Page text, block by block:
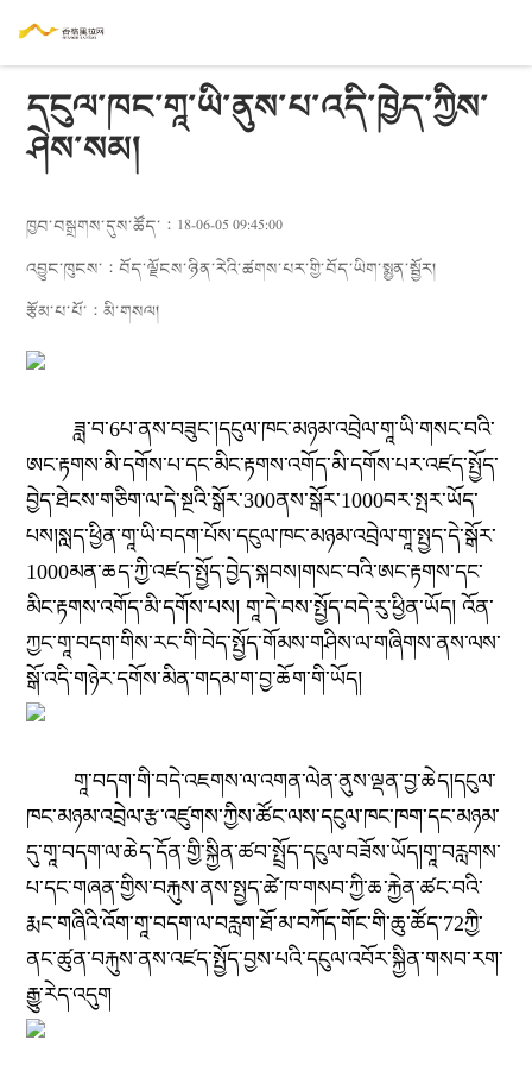
དངུལ་ཁང་གཱ་ཡི་ནུས་པ་འདི་ཁྱེད་ཀྱིས་
ཤེས་སམ།
ཁྱབ་བསྒྲགས་དུས་ཚོད་：18-06-05 09:45:00
འབྱུང་ཁུངས་：བོད་ལྗོངས་ཉིན་རེའི་ཚགས་པར་གྱི་བོད་ཡིག་སྨྱན་སྦྱོར།
རྩོམ་པ་པོ་：མི་གསལ།
ཟླ་བ་6པ་ནས་བཟུང་།དངུལ་ཁང་མཉམ་འབྲེལ་གཱ་ཡི་གསང་བའི་
ཨང་རྟགས་མི་དགོས་པ་དང་མིང་རྟགས་འགོད་མི་དགོས་པར་འཛད་སྤྱོད་
བྱེད་ཐེངས་གཅིག་ལ་དེ་སྔའི་སྒོར་300ནས་སྒོར་1000བར་སྤར་ཡོད་
པས།སླད་ཕྱིན་གཱ་ཡི་བདག་པོས་དངུལ་ཁང་མཉམ་འབྲེལ་གཱ་སྤྱད་དེ་སྒོར་
1000མན་ཆད་ཀྱི་འཛད་སྤྱོད་བྱེད་སྐབས།གསང་བའི་ཨང་རྟགས་དང་
མིང་རྟགས་འགོད་མི་དགོས་པས། གཱ་དེ་བས་སྤྱོད་བདེ་རུ་ཕྱིན་ཡོད། འོན་
ཀྱང་གཱ་བདག་གིས་རང་གི་བེད་སྤྱོད་གོམས་གཤིས་ལ་གཞིགས་ནས་ལས་
སྒོ་འདི་གཉེར་དགོས་མིན་གདམ་ག་བྱ་ཆོག་གི་ཡོད།
གཱ་བདག་གི་བདེ་འཇགས་ལ་འགན་ལེན་ནུས་ལྡན་བྱ་ཆེད།དངུལ་
ཁང་མཉམ་འབྲེལ་རྩ་འཛུགས་ཀྱིས་ཚོང་ལས་དངུལ་ཁང་ཁག་དང་མཉམ་
དུ་གཱ་བདག་ལ་ཆེད་དོན་གྱི་སྐྱིན་ཚབ་སྤྲོད་དངུལ་བཟོས་ཡོད།གཱ་བརླགས་
པ་དང་གཞན་གྱིས་བརྐུས་ནས་སྤྱད་ཚེ་ཁ་གསབ་ཀྱི་ཆ་རྐྱེན་ཚང་བའི་
རྨང་གཞིའི་འོག་གཱ་བདག་ལ་བརླག་ཐོ་མ་བཀོད་གོང་གི་ཆུ་ཚོད་72ཀྱི་
ནང་ཚུན་བརྐུས་ནས་འཛད་སྤྱོད་བྱས་པའི་དངུལ་འབོར་སྐྱིན་གསབ་རག་
རྒྱུ་རེད་འདུག